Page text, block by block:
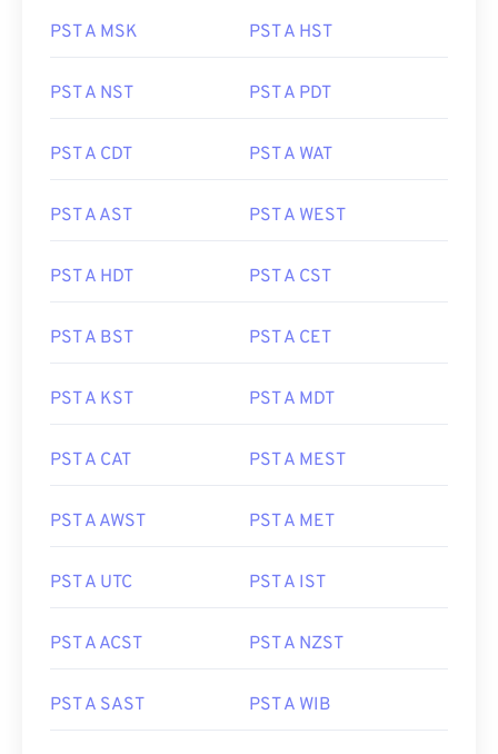
PST A MSK PST A HST
PST A NST PST A PDT
PST A CDT PST A WAT
PST A AST PST A WEST
PST A HDT PST A CST
PST A BST PST A CET
PST A KST PST A MDT
PST A CAT PST A MEST
PST A AWST PST A MET
PST A UTC PST A IST
PST A ACST PST A NZST
PST A SAST PST A WIB